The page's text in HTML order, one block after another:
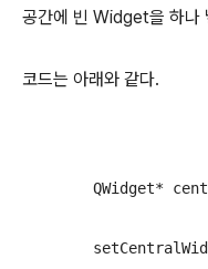
공간에 빈 Widget을 하나
코드는 아래와 같다.